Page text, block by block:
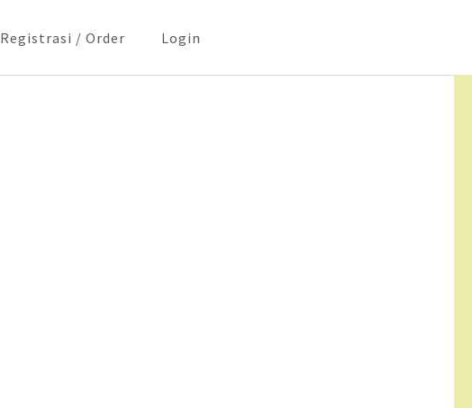
Registrasi / Order Login